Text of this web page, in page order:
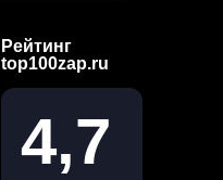
4,7
Рейтинг
top100zap.ru